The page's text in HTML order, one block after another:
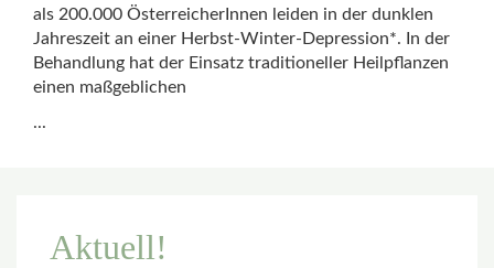
als 200.000 ÖsterreicherInnen leiden in der dunklen
Jahreszeit an einer Herbst-Winter-Depression*. In der
Behandlung hat der Einsatz traditioneller Heilpflanzen
einen maßgeblichen
...
Aktuell!